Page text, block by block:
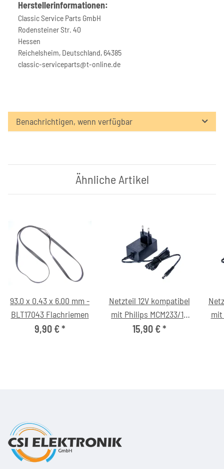
Herstellerinformationen:
Classic Service Parts GmbH
Rodensteiner Str. 40
Hessen
Reichelsheim, Deutschland, 64385
classic-serviceparts@t-online.de
Benachrichtigen, wenn verfügbar
Ähnliche Artikel
93.0 x 0.43 x 6.00 mm -
BLT17043 Flachriemen
9,90 €*
Netzteil 12V kompatibel
mit Philips MCM233/12
Micro-Soundsystem
15,90 €*
mit